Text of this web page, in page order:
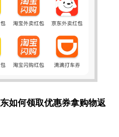
如何领取优惠券拿购物返